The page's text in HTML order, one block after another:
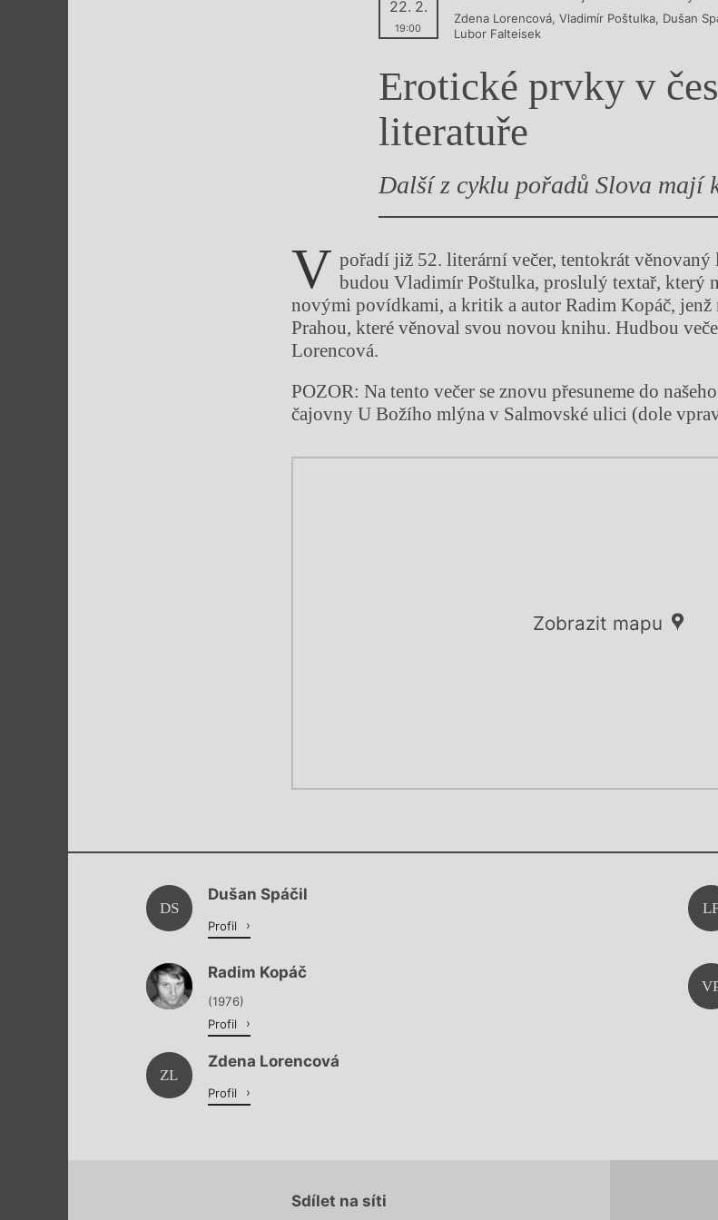
Výroční ceny
22. 2.
19:00
Zdena Lorencová, Vladimír Poštulka, Dušan
Lubor Falteisek
Erotické prvky v
literatuře
Další z cyklu pořadů Slova mají
V pořadí již 52. literární večer, tentokrát věnovaný
budou Vladimír Poštulka, proslulý textař, který
novými povídkami, a kritik a autor Radim Kopáč, jenž
Prahou, které věnoval svou novou knihu. Hudbou
Lorencová.
POZOR: Na tento večer se znovu přesuneme do
čajovny U Božího mlýna v Salmovské ulici (dole
Zobrazit mapu
Chviličku.
DS
Dušan Spáčil
Profil
Radim Kopáč
(1976)
Profil
ZL
Zdena Lorencová
Profil
Sdílet na síti